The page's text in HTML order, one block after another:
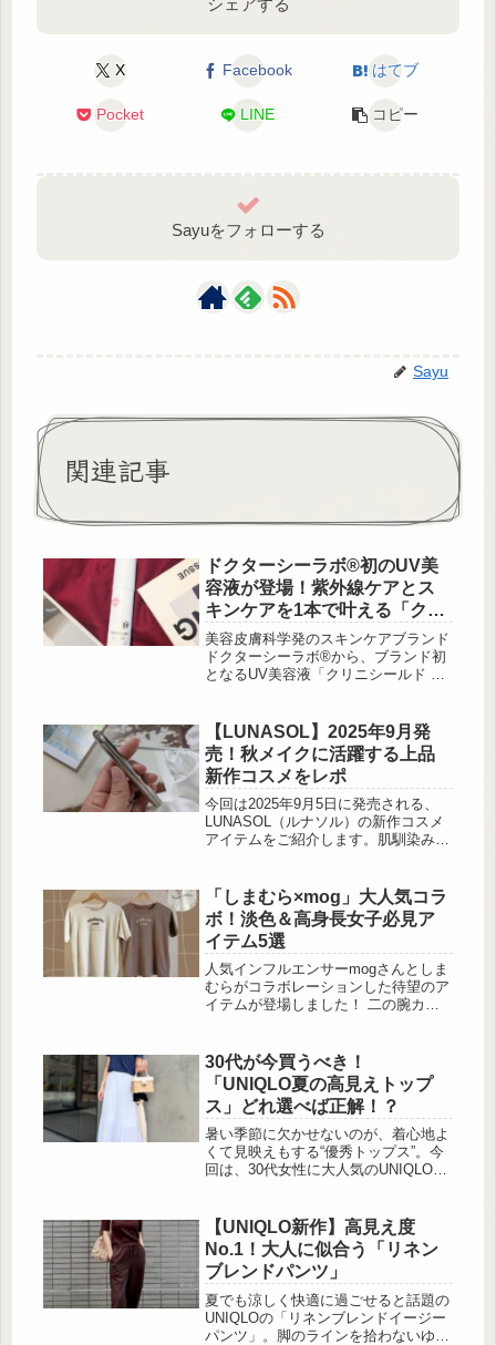
X Facebook はてブ
Pocket LINE コピー
Sayuをフォローする
Sayu
関連記事
ドクターシーラボ®初のUV美
容液が登場！紫外線ケアとス
キンケアを1本で叶える「クリ
ニシールド UVスキンケア」
美容皮膚科学発のスキンケアブランド
ドクターシーラボ®から、ブランド初
となるUV美容液「クリニシールド UV
ケアを同時に叶える独自技術を採用
し、一日 […]
【LUNASOL】2025年9月発
売！秋メイクに活躍する上品
新作コスメをレポ
今回は2025年9月5日に発売される、
LUNASOL（ルナソル）の新作コスメ
アイテムをご紹介します。肌馴染み抜
マスカラの限定セットなど、注目のア
イテムがそろっているので、要チェッ
クです！肌馴染み抜群「ルナソル シ
ークレットシェイド」 出典:beautyま
とめ 「ルナソル シークレットシェイ
ド」は、自然な影を仕込むことができ
るシェーディングペンシル。透明感の
あるグ...
「しまむら×mog」大人気コラ
ボ！淡色＆高身長女子必見ア
イテム5選
人気インフルエンサーmogさんとしま
むらがコラボレーションした待望のア
イテムが登場しました！ 二の腕カバ
がらも、刺繍やレースニットといった
高見えデザイン […]
30代が今買うべき！
「UNIQLO夏の高見えトップ
ス」どれ選べば正解！？
暑い季節に欠かせないのが、着心地よ
くて見映えもする“優秀トップス”。今
回は、30代女性に大人気のUNIQLOか
感と、毎日コーデに取り入れたくなる
万能さに、早くも話題沸騰中なんです
♡快適に着られる、夏にぴったりなリ
ネンTシャツ 出典:miki.mii88 出
典:miki.mii88 暑い季節にこそ手に取り
たいのが、風通しが...
【UNIQLO新作】高見え度
No.1！大人に似合う「リネン
ブレンドパンツ」
夏でも涼しく快適に過ごせると話題の
UNIQLOの「リネンブレンドイージー
パンツ」。脚のラインを拾わないゆっ